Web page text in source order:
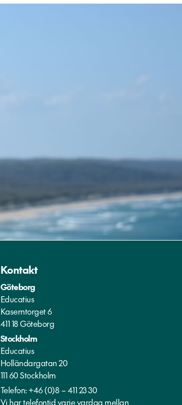
Kontakt
Göteborg
Educatius
Kaserntorget 6
411 18 Göteborg
Stockholm
Educatius
Holländargatan 20
111 60 Stockholm
Telefon:+46 (0)8 – 411 23 30
Vi har telefontid varje vardag mellan